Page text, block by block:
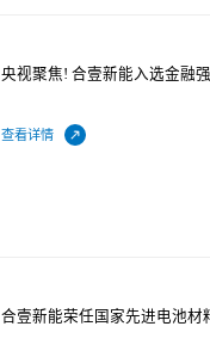
央视聚焦! 合壹新能入选金融
查看详情
合壹新能荣任国家先进电池材